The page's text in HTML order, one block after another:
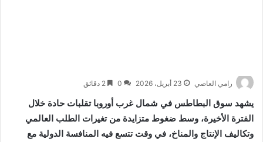
رامي العاصي 23 أبريل، 2026 0
يشهد سوق البطاطس في شمال غرب أوروبا تقلبات حادة خلال
الفترة الأخيرة، وسط ضغوط متزايدة من تغيرات الطلب العالمي
وتكاليف الإنتاج والمناخ، في وقت تتسع فيه المنافسة الدولية مع